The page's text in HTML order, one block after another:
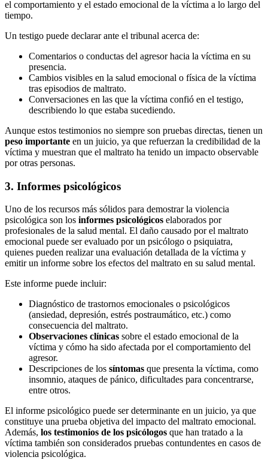
el comportamiento y el estado emocional de la víctima a lo largo del
tiempo.
Un testigo puede declarar ante el tribunal acerca de:
Comentarios o conductas del agresor hacia la víctima en su
presencia.
Cambios visibles en la salud emocional o física de la víctima
tras episodios de maltrato.
Conversaciones en las que la víctima confió en el testigo,
describiendo lo que estaba sucediendo.
Aunque estos testimonios no siempre son pruebas directas, tienen un
peso importante en un juicio, ya que refuerzan la credibilidad de la
víctima y muestran que el maltrato ha tenido un impacto observable
por otras personas.
3. Informes psicológicos
Uno de los recursos más sólidos para demostrar la violencia
psicológica son los informes psicológicos elaborados por
profesionales de la salud mental. El daño causado por el maltrato
emocional puede ser evaluado por un psicólogo o psiquiatra,
quienes pueden realizar una evaluación detallada de la víctima y
emitir un informe sobre los efectos del maltrato en su salud mental.
Este informe puede incluir:
Diagnóstico de trastornos emocionales o psicológicos
(ansiedad, depresión, estrés postraumático, etc.) como
consecuencia del maltrato.
Observaciones clínicas sobre el estado emocional de la
víctima y cómo ha sido afectada por el comportamiento del
agresor.
Descripciones de los síntomas que presenta la víctima, como
insomnio, ataques de pánico, dificultades para concentrarse,
entre otros.
El informe psicológico puede ser determinante en un juicio, ya que
constituye una prueba objetiva del impacto del maltrato emocional.
Además, los testimonios de los psicólogos que han tratado a la
víctima también son considerados pruebas contundentes en casos de
violencia psicológica.